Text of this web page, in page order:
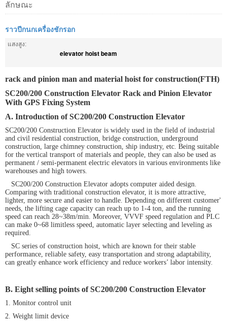
ลักษณะ
ราวปีกนกเครื่องชักรอก
แสงสูง:
elevator hoist beam
rack and pinion man and material hoist for construction(FTH)
SC200/200 Construction Elevator Rack and Pinion Elevator
With GPS Fixing System
A. Introduction of SC200/200 Construction Elevator
SC200/200 Construction Elevator is widely used in the field of industrial
and civil residential construction, bridge construction, underground
construction, large chimney construction, ship industry, etc. Being suitable
for the vertical transport of materials and people, they can also be used as
permanent / semi-permanent electric elevators in various environments like
warehouses and high towers.
SC200/200 Construction Elevator adopts computer aided design.
Comparing with traditional construction elevator, it is more attractive,
lighter, more secure and easier to handle. Depending on different customer'
needs, the lifting cage capacity can reach up to 1-4 ton, and the running
speed can reach 28~38m/min. Moreover, VVVF speed regulation and PLC
can make 0~68 limitless speed, automatic layer selecting and leveling as
required.
SC series of construction hoist, which are known for their stable
performance, reliable safety, easy transportation and strong adaptability,
can greatly enhance work efficiency and reduce workers’ labor intensity.
B. Eight selling points ofSC200/200 Construction Elevator
1. Monitor control unit
2. Weight limit device